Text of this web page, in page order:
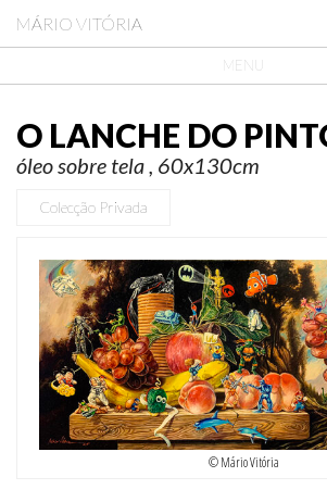
MÁRIO VITÓRIA
MENU
O LANCHE DO
óleo sobre tela , 60x130cm
Colecção Privada
© Mário Vitória